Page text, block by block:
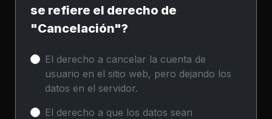
se refiere el derecho de
"Cancelación"?
El derecho a cancelar la cuenta de
usuario en el sitio web, pero dejando los
datos en el servidor.
El derecho a que los datos sean